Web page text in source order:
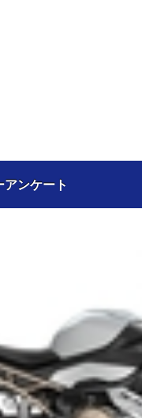
ンケート